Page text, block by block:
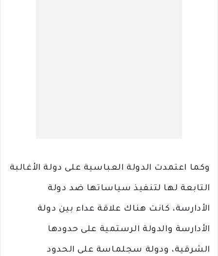
وكما اعتمدت الدولة العباسية على دولة الأغالبة
التابعة لها لتنفيذ سياساتها ضد دولة
الأدارسة، كانت هناك علاقة عداء بين دولة
الأدارسة والدولة الرستمية على حدودها
الشرقية، ودولة سجلماسة على الحدود